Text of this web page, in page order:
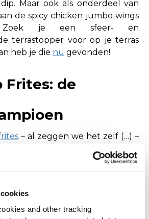
and other tracking
Maar ook als onderdeel van
de spicy chicken jumbo wings
Zoek je een sfeer- en
terrastopper voor op je terras
heb je die nu gevonden!
Frites: de
– al zeggen we het zelf (…) –
dankzij de speciale coating tot
en knapperig. De SureCrisp
– blijven zelfs wel 30
krokant. De constante kwaliteit,